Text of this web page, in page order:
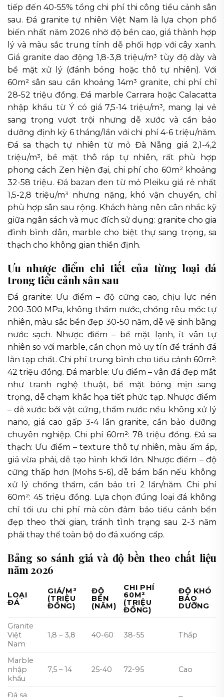
tiếp đến 40-55% tổng chi phí thi công tiểu cảnh sân
sau. Đá granite tự nhiên Việt Nam là lựa chọn phổ
biến nhất năm 2026 nhờ độ bền cao, giá thành hợp
lý và màu sắc trung tính dễ phối hợp với cây xanh.
Giá granite dao động 1,8-3,8 triệu/m³ tùy độ dày và
bề mặt xử lý (đánh bóng hoặc thô tự nhiên). Với
60m² sân sau cần khoảng 14m³ granite, chi phí chỉ
28-52 triệu đồng. Đá marble Carrara hoặc Calacatta
nhập khẩu từ Ý có giá 7,5-14 triệu/m³, mang lại vẻ
sang trọng vượt trội nhưng dễ xước và cần bảo
dưỡng định kỳ 6 tháng/lần với chi phí 4-6 triệu/năm.
Đá sa thạch tự nhiên từ mỏ Đà Nẵng giá 2,1-4,2
triệu/m³, bề mặt thô ráp tự nhiên, rất phù hợp
phong cách Zen hiện đại, chi phí cho 60m² khoảng
32-58 triệu. Đá bazan đen từ mỏ Pleiku giá rẻ nhất
1,5-2,8 triệu/m³ nhưng nặng, khó vận chuyển, chỉ
phù hợp sân sau rộng. Khách hàng nên cân nhắc kỹ
giữa ngân sách và mục đích sử dụng: granite cho gia
đình bình dân, marble cho biệt thự sang trọng, sa
thạch cho không gian thiền định.
Ưu nhược điểm chi tiết của từng loại đá
trong tiểu cảnh sân sau
Đá granite: Ưu điểm – độ cứng cao, chịu lực nén
200-300 MPa, không thấm nước, chống rêu mốc tự
nhiên, màu sắc bền đẹp 30-50 năm, dễ vệ sinh bằng
nước sạch. Nhược điểm – bề mặt lạnh, ít vân tự
nhiên so với marble, cần chọn mỏ uy tín để tránh đá
lẫn tạp chất. Chi phí trung bình cho tiểu cảnh 60m²:
42 triệu đồng. Đá marble: Ưu điểm – vân đá đẹp mắt
như tranh nghệ thuật, bề mặt bóng mịn sang
trọng, dễ chạm khắc họa tiết phức tạp. Nhược điểm
– dễ xước bởi vật cứng, thấm nước nếu không xử lý
nano, giá cao gấp 3-4 lần granite, cần bảo dưỡng
chuyên nghiệp. Chi phí 60m²: 78 triệu đồng. Đá sa
thạch: Ưu điểm – texture thô tự nhiên, màu ấm áp,
giá vừa phải, dễ tạo hình khối lớn. Nhược điểm – độ
cứng thấp hơn (Mohs 5-6), dễ bám bẩn nếu không
xử lý chống thấm, cần bảo trì 2 lần/năm. Chi phí
60m²: 45 triệu đồng. Lựa chọn đúng loại đá không
chỉ tối ưu chi phí mà còn đảm bảo tiểu cảnh bền
đẹp theo thời gian, tránh tình trạng sau 2-3 năm
phải thay thế toàn bộ do đá xuống cấp.
Bảng so sánh giá và độ bền theo chất liệu
năm 2026
LOẠI
ĐÁ
GIÁ/M³
(TRIỆU
ĐỒNG)
ĐỘ
BỀN
(NĂM)
CHI PHÍ
60M²
(TRIỆU
ĐỒNG)
ĐỘ KHÓ
BẢO
DƯỠNG
Granite
Việt
Nam
1,8 – 3,8 40-60 38-55 Thấp
Marble
nhập
khẩu
7,5 – 14 25-40 72-95 Cao
Đá sa